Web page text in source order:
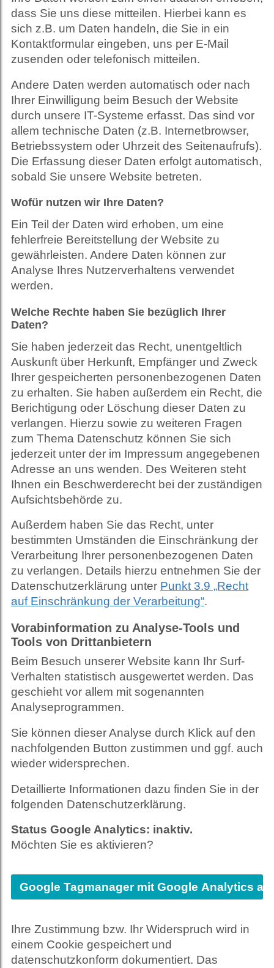
dass Sie uns diese mitteilen. Hierbei kann es
sich z.B. um Daten handeln, die Sie in ein
Kontaktformular eingeben, uns per E-Mail
zusenden oder telefonisch mitteilen.
Andere Daten werden automatisch oder nach
Ihrer Einwilligung beim Besuch der Website
durch unsere IT-Systeme erfasst. Das sind vor
allem technische Daten (z.B. Internetbrowser,
Betriebssystem oder Uhrzeit des Seitenaufrufs).
Die Erfassung dieser Daten erfolgt automatisch,
sobald Sie unsere Website betreten.
Wofür nutzen wir Ihre Daten?
Ein Teil der Daten wird erhoben, um eine
fehlerfreie Bereitstellung der Website zu
gewährleisten. Andere Daten können zur
Analyse Ihres Nutzerverhaltens verwendet
werden.
Welche Rechte haben Sie bezüglich Ihrer
Daten?
Sie haben jederzeit das Recht, unentgeltlich
Auskunft über Herkunft, Empfänger und Zweck
Ihrer gespeicherten personenbezogenen Daten
zu erhalten. Sie haben außerdem ein Recht, die
Berichtigung oder Löschung dieser Daten zu
verlangen. Hierzu sowie zu weiteren Fragen
zum Thema Datenschutz können Sie sich
jederzeit unter der im Impressum angegebenen
Adresse an uns wenden. Des Weiteren steht
Ihnen ein Beschwerderecht bei der zuständigen
Aufsichtsbehörde zu.
Außerdem haben Sie das Recht, unter
bestimmten Umständen die Einschränkung der
Verarbeitung Ihrer personenbezogenen Daten
zu verlangen. Details hierzu entnehmen Sie der
Datenschutzerklärung unter Punkt 3.9 „Recht
auf Einschränkung der Verarbeitung“.
Vorabinformation zu Analyse-Tools und
Tools von Drittanbietern
Beim Besuch unserer Website kann Ihr Surf-
Verhalten statistisch ausgewertet werden. Das
geschieht vor allem mit sogenannten
Analyseprogrammen.
Sie können dieser Analyse durch Klick auf den
nachfolgenden Button zustimmen und ggf. auch
wieder widersprechen.
Detaillierte Informationen dazu finden Sie in der
folgenden Datenschutzerklärung.
Status Google Analytics: inaktiv.
Möchten Sie es aktivieren?
Ihre Zustimmung bzw. Ihr Widerspruch wird in
einem Cookie gespeichert und
datenschutzkonform dokumentiert. Das